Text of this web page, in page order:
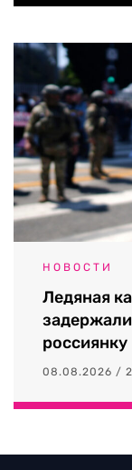
НОВОСТИ
Ледяная
россиянку
08.08.2026 /